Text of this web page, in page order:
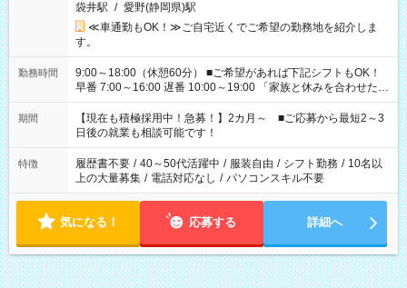
袋井駅 / 愛野(静岡県)駅
≪車通勤もOK！≫ご自宅近くでご希望の勤務地を紹介しま
す。
勤務時間
9:00～18:00（休憩60分） ■ご希望があれば下記シフトもOK！
早番 7:00～16:00 遅番 10:00～19:00 「家族と休みを合わせた
い」 「余裕を持って夕飯の準備がしたい」 「できれば残業はし
たくない」 など、ご希望を教えてくださいね。 ※Wワーク希望
の方へ 今ご覧のお仕事で希望する勤務時間と、もう1つのお仕事
の勤務時間。 合計で週40時間を超える場合は応募できません。
期間
【現在も積極採用中！急募！】2カ月～ ■ご応募から最短2～3
日後の就業も相談可能です！
特徴 履歴書不要 / 40～50代活躍中 / 服装自由 / シフト勤務 / 10名以
上の大量募集 / 電話対応なし / パソコンスキル不要
気になる！ 応募する 詳細へ